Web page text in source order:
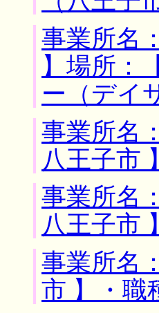
事業所名
】場所：
ー（デイ
事業所名
八王子市
事業所名
八王子市
事業所名
市 】・職